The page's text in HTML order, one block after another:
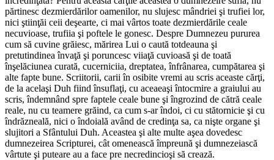
părtinesc dezmierdărilor oamenilor, nu slujesc mândriei şi trufiei lor,
nici ştiinţăi ceii deşearte, ci mai vârtos toate dezmierdările ceale
necuvioase, trufiia şi poftele le gonesc. Despre Dumnezeu pururea
cum să cuvine grăiesc, mărirea Lui o caută totdeauna şi
pretutindinea învaţă şi poruncesc viiaţă cuvioasă şi de toată
înşelăciunea curată, cucerniciia, dreptatea, înfrânarea, cumpătarea şi
alte fapte bune. Scriitorii, carii în osibite vremi au scris aceaste cărţi,
de la acelaşi Duh fiind însuflaţi, cu aceaeaşi întocmire a graiului au
scris, îndemnând spre faptele ceale bune şi îngrozind de cătră ceale
reale, nu cu teamere grăind, ca cum s-ar îndoi, ci cu stătornicie şi cu
îndrăzneală, nici o îndoială având de credinţa sa, ca nişte organe şi
slujitori a Sfântului Duh. Aceastea şi alte multe aşea dovedesc
dumnezeirea Scripturei, cât omenească împreună şi dumnezeiască
vârtute şi puteare au a face pre necredincioşi să crează.